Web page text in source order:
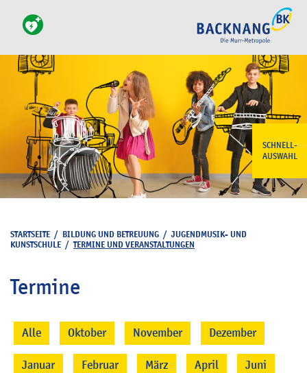
SCHNELL-
AUSWAHL
STARTSEITE / BILDUNG UND BETREUUNG /JUGENDMUSIK- UND
KUNSTSCHULE /TERMINE UND VERANSTALTUNGEN
Termine
Alle Oktober November Dezember
Januar Februar März April Juni